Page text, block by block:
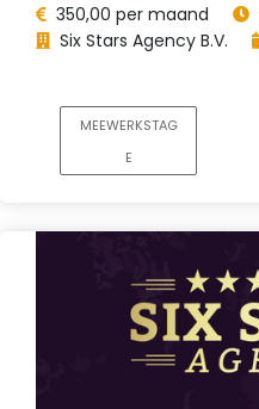
350,00 per maand
Six Stars Agency B.V.
MEEWERKSTAG
E